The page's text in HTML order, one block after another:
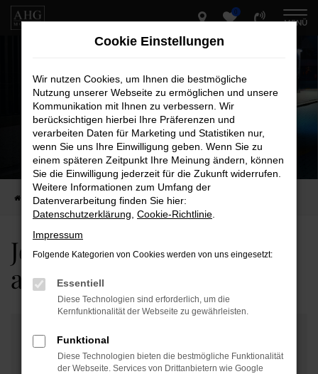
Zum
0
MENÜ
Jetzt Wunschfahrzeug
anfragen
WIR HABEN IHREN TRAUMWAGEN
Startseite Fahrzeugangebote Fahrzeuganfrage
Jetzt Wunschfahrzeug
anfragen
Hersteller*
Cookie Einstellungen
Wir nutzen Cookies, um Ihnen die bestmögliche
Nutzung unserer Webseite zu ermöglichen und unsere
Kommunikation mit Ihnen zu verbessern. Wir
berücksichtigen hierbei Ihre Präferenzen und
verarbeiten Daten für Marketing und Statistiken nur,
wenn Sie uns Ihre Einwilligung geben. Wenn Sie zu
einem späteren Zeitpunkt Ihre Meinung ändern, können
Sie die Einwilligung jederzeit für die Zukunft widerrufen.
Weitere Informationen zum Umfang der
Datenverarbeitung finden Sie hier:
Datenschutzerklärung Cookie-Richtlinie
Impressum
Folgende Kategorien von Cookies werden von uns eingesetzt:
Essentiell
Diese Technologien sind erforderlich, um die
Kernfunktionalität der Webseite zu gewährleisten.
Funktional
Diese Technologien bieten die bestmögliche Funktionalität
der Webseite. Services von Drittanbietern wie Google